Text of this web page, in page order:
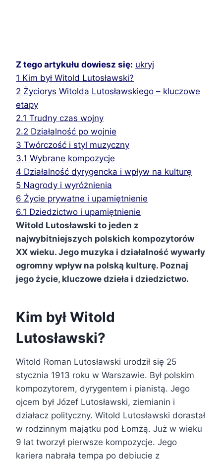
Z tego artykułu dowiesz się: ukryj
1 Kim był Witold Lutosławski?
2 Życiorys Witolda Lutosławskiego – kluczowe
etapy
2.1 Trudny czas wojny
2.2 Działalność po wojnie
3 Twórczość i styl muzyczny
3.1 Wybrane kompozycje
4 Działalność dyrygencka i wpływ na kulturę
5 Nagrody i wyróżnienia
6 Życie prywatne i upamiętnienie
6.1 Dziedzictwo i upamiętnienie
Witold Lutosławski to jeden z
najwybitniejszych polskich kompozytorów
XX wieku. Jego muzyka i działalność wywarły
ogromny wpływ na polską kulturę. Poznaj
jego życie, kluczowe dzieła i dziedzictwo.
Kim był Witold
Lutosławski?
Witold Roman Lutosławski urodził się 25
stycznia 1913 roku w Warszawie. Był polskim
kompozytorem, dyrygentem i pianistą. Jego
ojcem był Józef Lutosławski, ziemianin i
działacz polityczny. Witold Lutosławski dorastał
w rodzinnym majątku pod Łomżą. Już w wieku
9 lat tworzył pierwsze kompozycje. Jego
kariera nabrała tempa po debiucie z